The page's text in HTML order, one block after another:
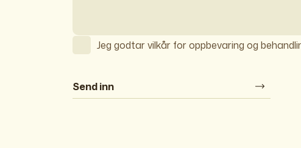
Jeg godtar vilkår for oppbevaring og
Send inn